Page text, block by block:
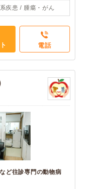
疾患 / 腫瘍・がん
電話
ど往診専門の動物病